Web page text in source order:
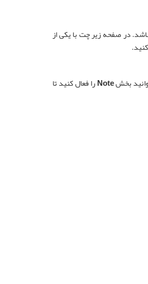
در صفحه زیر چت با یکی از
بخشNoteرا فعال کنید تا